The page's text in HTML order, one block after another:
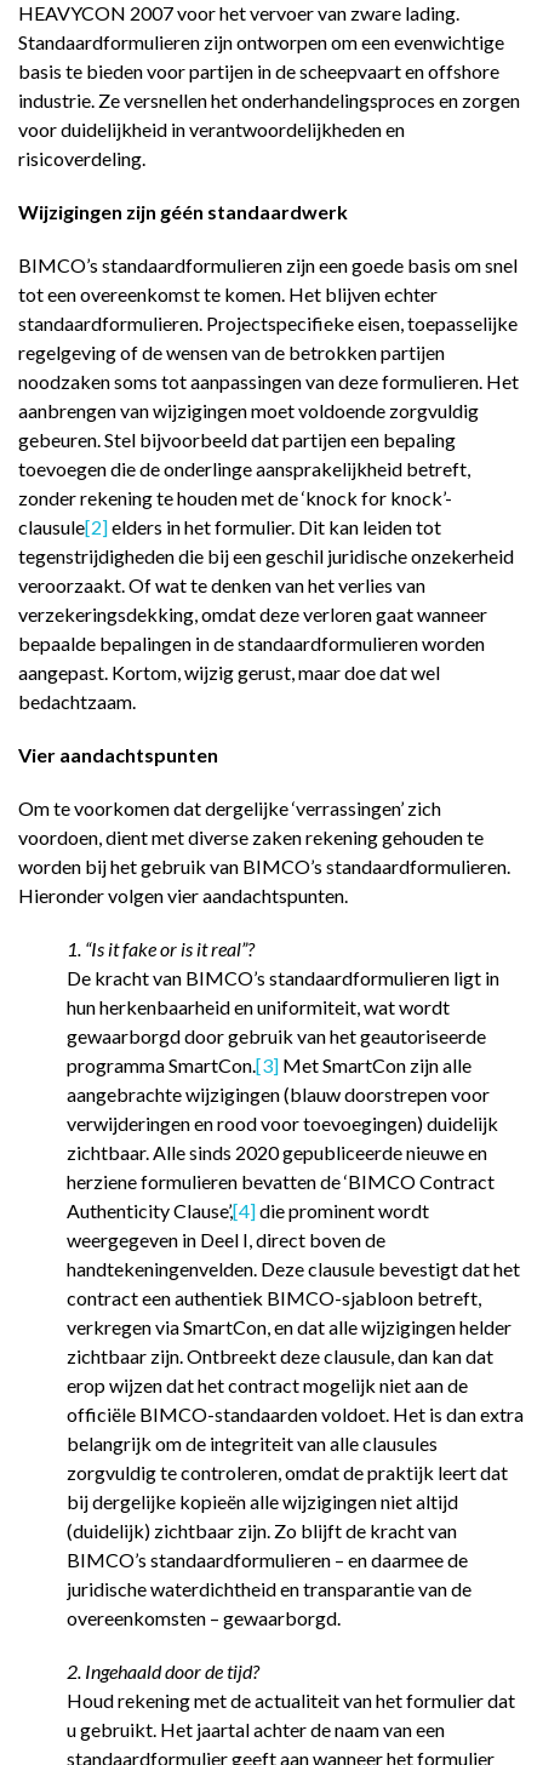
HEAVYCON 2007 voor het vervoer van zware lading.
Standaardformulieren zijn ontworpen om een evenwichtige
basis te bieden voor partijen in de scheepvaart en offshore
industrie. Ze versnellen het onderhandelingsproces en zorgen
voor duidelijkheid in verantwoordelijkheden en
risicoverdeling.
Wijzigingen zijn géén standaardwerk
BIMCO’s standaardformulieren zijn een goede basis om snel
tot een overeenkomst te komen. Het blijven echter
standaardformulieren. Projectspecifieke eisen, toepasselijke
regelgeving of de wensen van de betrokken partijen
noodzaken soms tot aanpassingen van deze formulieren. Het
aanbrengen van wijzigingen moet voldoende zorgvuldig
gebeuren. Stel bijvoorbeeld dat partijen een bepaling
toevoegen die de onderlinge aansprakelijkheid betreft,
zonder rekening te houden met de ‘knock for knock’-
clausule[2]elders in het formulier. Dit kan leiden tot
tegenstrijdigheden die bij een geschil juridische onzekerheid
veroorzaakt. Of wat te denken van het verlies van
verzekeringsdekking, omdat deze verloren gaat wanneer
bepaalde bepalingen in de standaardformulieren worden
aangepast. Kortom, wijzig gerust, maar doe dat wel
bedachtzaam.
Vier aandachtspunten
Om te voorkomen dat dergelijke ‘verrassingen’ zich
voordoen, dient met diverse zaken rekening gehouden te
worden bij het gebruik van BIMCO’s standaardformulieren.
Hieronder volgen vier aandachtspunten.
1. “Is it fake or is it real”?
De kracht van BIMCO’s standaardformulieren ligt in
hun herkenbaarheid en uniformiteit, wat wordt
gewaarborgd door gebruik van het geautoriseerde
programma SmartCon.[3] Met SmartCon zijn alle
aangebrachte wijzigingen (blauw doorstrepen voor
verwijderingen en rood voor toevoegingen) duidelijk
zichtbaar. Alle sinds 2020 gepubliceerde nieuwe en
herziene formulieren bevatten de ‘BIMCO Contract
Authenticity Clause’,[4]die prominent wordt
weergegeven in Deel I, direct boven de
handtekeningenvelden. Deze clausule bevestigt dat het
contract een authentiek BIMCO-sjabloon betreft,
verkregen via SmartCon, en dat alle wijzigingen helder
zichtbaar zijn. Ontbreekt deze clausule, dan kan dat
erop wijzen dat het contract mogelijk niet aan de
officiële BIMCO-standaarden voldoet. Het is dan extra
belangrijk om de integriteit van alle clausules
zorgvuldig te controleren, omdat de praktijk leert dat
bij dergelijke kopieën alle wijzigingen niet altijd
(duidelijk) zichtbaar zijn. Zo blijft de kracht van
BIMCO’s standaardformulieren – en daarmee de
juridische waterdichtheid en transparantie van de
overeenkomsten – gewaarborgd.
2. Ingehaald door de tijd?
Houd rekening met de actualiteit van het formulier dat
u gebruikt. Het jaartal achter de naam van een
standaardformulier geeft aan wanneer het formulier